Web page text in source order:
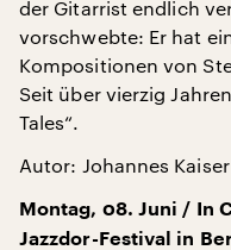
der Gitarrist endlich
vorschwebte: Er hat
Kompositionen von
Seit über vierzig
Tales“.
Autor: Johannes Kaiser
Montag, 08. Juni / In
Jazzdor-Festival in